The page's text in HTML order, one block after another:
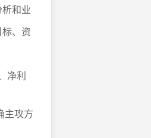
和业
、资
净利
主攻方